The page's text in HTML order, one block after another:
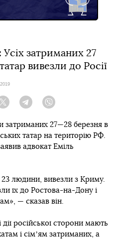
затриманих 27
вивезли до Росії
Twitter TelegramViber
затриманих 27—28 березня в
татар на територію РФ.
адвокат Еміль
23 людини, вивезли з Криму.
їх до Ростова-на-Дону і
— сказав він.
російської сторони мають
і сімʼям затриманих, а